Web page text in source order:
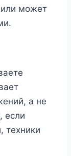
или может
а не
если
техники